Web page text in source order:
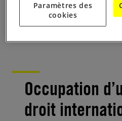
gouvernement ont qualifié
Israéliens faisant
Occupation
droit
Paramètres des
cookies